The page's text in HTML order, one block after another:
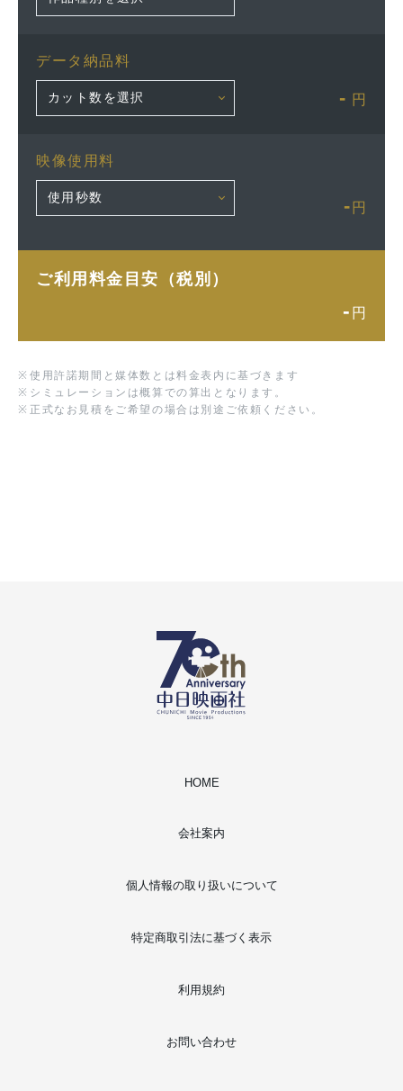
データ納品料
- 円
映像使用料
- 円
ご利用料金目安（税別）
- 円
※ 使用許諾期間と媒体数とは料金表内に基づきます
※ シミュレーションは概算での算出となります。
※ 正式なお見積をご希望の場合は別途ご依頼ください。
HOME
会社案内
個人情報の取り扱いについて
特定商取引法に基づく表示
利用規約
お問い合わせ